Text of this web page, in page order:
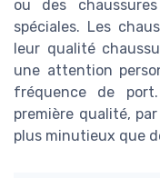
ou des
spéciales. Les
leur qualité
une attention
fréquence de
première qualité,
plus minutieux que